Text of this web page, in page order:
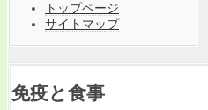
トップページ
サイトマップ
免疫と食事